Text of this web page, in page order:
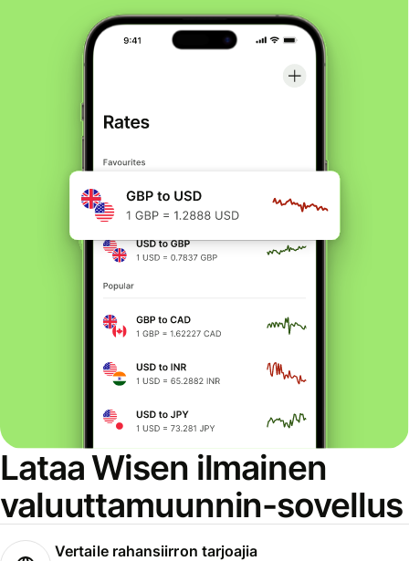
Lataa Wisen ilmainen
valuuttamuunnin-sovellus
Vertaile rahansiirron tarjoajia